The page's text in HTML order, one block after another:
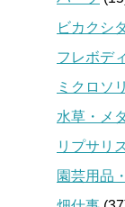
ビカクシ
フレボデ
ミクロソ
水草・メ
リプサリ
園芸用品